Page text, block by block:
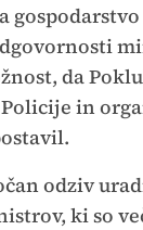
da
in
odziv
ki so